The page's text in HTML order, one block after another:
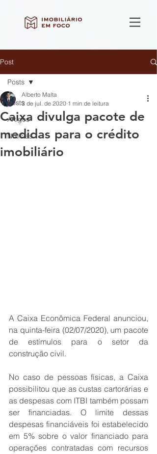
Post
Posts
Artigos
Notícias
Posts
Caixa divulga pacote de
medidas para o crédito
imobiliário
Alberto Malta
3 de jul. de 2020 1 min de leitura
A Caixa Econômica Federal anunciou,
na quinta-feira (02/07/2020), um pacote
de estímulos para o setor da
construção civil.
No caso de pessoas físicas, a Caixa
possibilitou que as custas cartorárias e
as despesas com ITBI também possam
ser financiadas. O limite dessas
despesas financiáveis foi estabelecido
em 5% sobre o valor financiado para
operações contratadas com recursos